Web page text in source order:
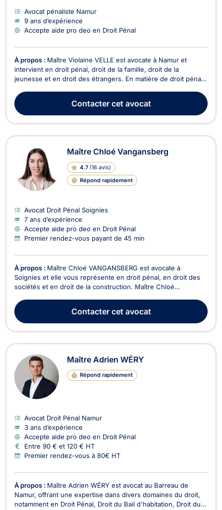
Avocat pénaliste Namur
9 ans d’expérience
Accepte aide pro deo en Droit Pénal
À propos : Maître Violaine VELLE est avocate à Namur et
intervient en droit pénal, droit de la famille, droit de la
jeunesse et en droit des étrangers. En matière de droit pénal,
contraventionnelles ou délictuelles ainsi que pour des faits de
dépôt de plainte, détention préventive et com...
Contactercet avocat
Maître Chloé Vangansberg
4.7 (16 avis)
Répond rapidement
Avocat Droit Pénal Soignies
7 ans d’expérience
Accepte aide pro deo en Droit Pénal
Premier rendez-vous payant de 45 min
À propos : Maître Chloé VANGANSBERG est avocate à
Soignies et elle vous représente en droit pénal, en droit des
sociétés et en droit de la construction. Maître Chloé
liés aux infractions contre les biens (recel, usage de faux,
extorsion, escroquerie, vol, etc.) ou celles contre le...
Contactercet avocat
Maître Adrien WÉRY
Répond rapidement
Avocat Droit Pénal Namur
3 ans d’expérience
Accepte aide pro deo en Droit Pénal
Entre 90 € et 120 € HT
Premier rendez-vous à 80€ HT
À propos : Maître Adrien WÉRY est avocat au Barreau de
Namur, offrant une expertise dans divers domaines du droit,
notamment en Droit Pénal, Droit du Bail d'habitation, Droit du